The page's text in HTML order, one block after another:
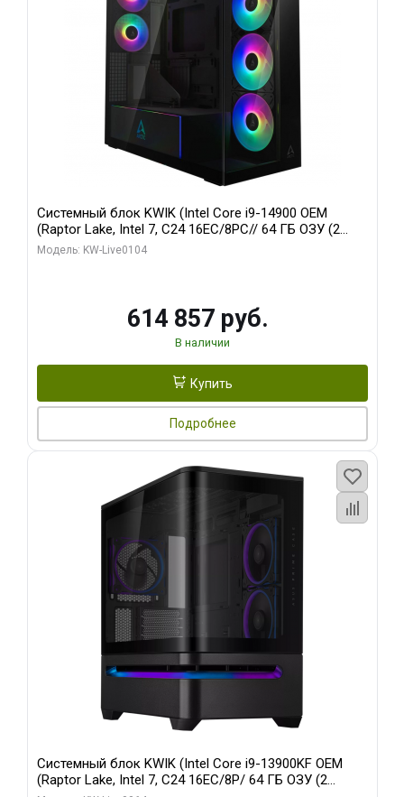
Системный блок KWIK (Intel Core i9-14900 OEM
(Raptor Lake, Intel 7, C24 16EC/8PC// 64 ГБ ОЗУ (2
модуля)/ Afox RTX4090 24GB GDDR6X 384-Bit 3xDP
Модель: KW-Live0104
614 857 руб.
В наличии
Купить
Подробнее
Системный блок KWIK (Intel Core i9-13900KF OEM
(Raptor Lake, Intel 7, C24 16EC/8P/ 64 ГБ ОЗУ (2